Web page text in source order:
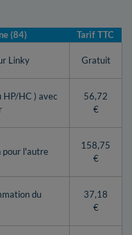
(84) Tarif TTC
Linky Gratuit
HP/HC ) avec
56,72
€
pour l'autre
158,75
€
du
37,18
€